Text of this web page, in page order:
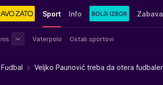
Sport
Vaterpolo Ostali sportovi
Info Zabava
Fudbal Veljko Paunović treba da otera